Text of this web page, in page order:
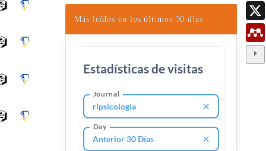
Más leídos en los últimos 30 días